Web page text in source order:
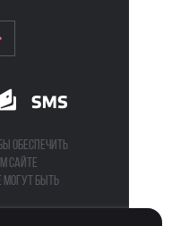
обеспечить
сайте
могут быть